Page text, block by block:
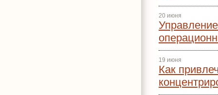
20 июня
19 июня
Как